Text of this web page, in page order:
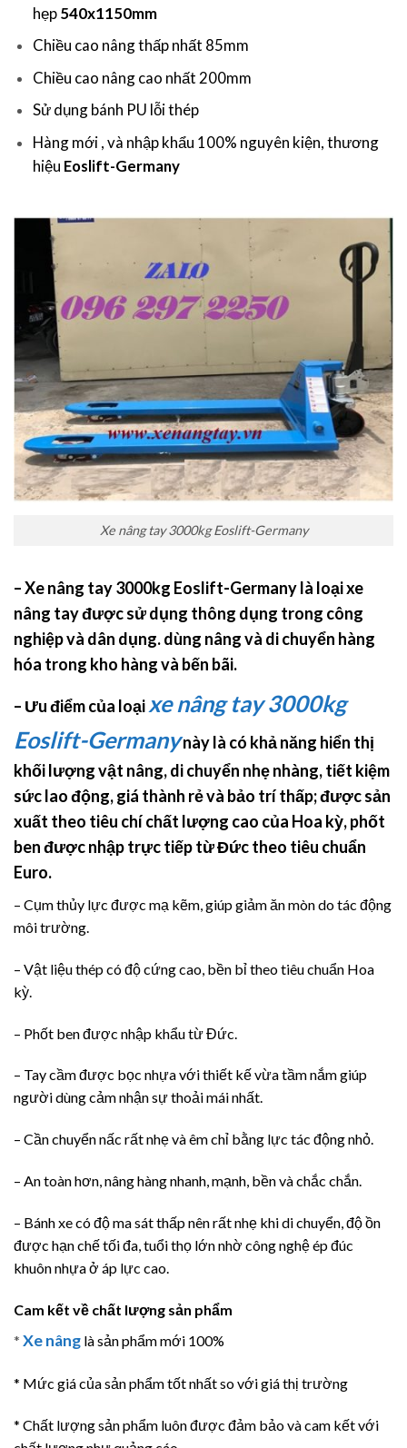
hẹp540x1150mm
Chiều cao nâng thấp nhất 85mm
Chiều cao nâng cao nhất 200mm
Sử dụng bánh PU lỗi thép
Hàng mới , và nhập khẩu 100% nguyên kiện, thương
hiệu Eoslift-Germany
Xe nâng tay 3000kg Eoslift-Germany
– Xe nâng tay 3000kg Eoslift-Germanylà loại xe
nâng tay được sử dụng thông dụng trong công
nghiệp và dân dụng. dùng nâng và di chuyển hàng
hóa trong kho hàng và bến bãi.
– Ưu điểm của loạixe nâng tay 3000kg
Eoslift-Germanynày là có khả năng hiển thị
khối lượng vật nâng, di chuyển nhẹ nhàng, tiết kiệm
sức lao động, giá thành rẻ và bảo trí thấp; được sản
xuất theo tiêu chí chất lượng cao của Hoa kỳ, phốt
ben được nhập trực tiếp từ Đức theo tiêu chuẩn
Euro.
– Cụm thủy lực được mạ kẽm, giúp giảm ăn mòn do tác động
môi trường.
– Vật liệu thép có độ cứng cao, bền bỉ theo tiêu chuẩn Hoa
kỳ.
– Phốt ben được nhập khẩu từ Đức.
– Tay cầm được bọc nhựa với thiết kế vừa tầm nắm giúp
người dùng cảm nhận sự thoải mái nhất.
– Cần chuyển nấc rất nhẹ và êm chỉ bằng lực tác động nhỏ.
– An toàn hơn, nâng hàng nhanh, mạnh, bền và chắc chắn.
– Bánh xe có độ ma sát thấp nên rất nhẹ khi di chuyển, độ ồn
được hạn chế tối đa, tuổi thọ lớn nhờ công nghệ ép đúc
khuôn nhựa ở áp lực cao.
Cam kết về chất lượng sản phẩm
* Xe nâng là sản phẩm mới 100%
* Mức giá của sản phẩm tốt nhất so với giá thị trường
* Chất lượng sản phẩm luôn được đảm bảo và cam kết với